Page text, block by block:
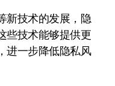
新技术的发展，隐
些技术能够提供更
进一步降低隐私风